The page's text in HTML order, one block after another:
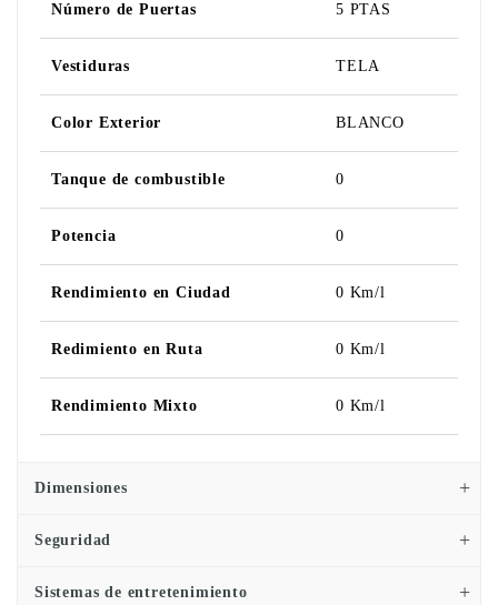
Número de Puertas 5 PTAS
Vestiduras TELA
Color Exterior BLANCO
Tanque de combustible 0
Potencia 0
Rendimiento en Ciudad 0 Km/l
Redimiento en Ruta 0 Km/l
Rendimiento Mixto 0 Km/l
Dimensiones
Seguridad
Sistemas de entretenimiento